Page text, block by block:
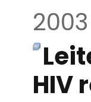
2003
HIV